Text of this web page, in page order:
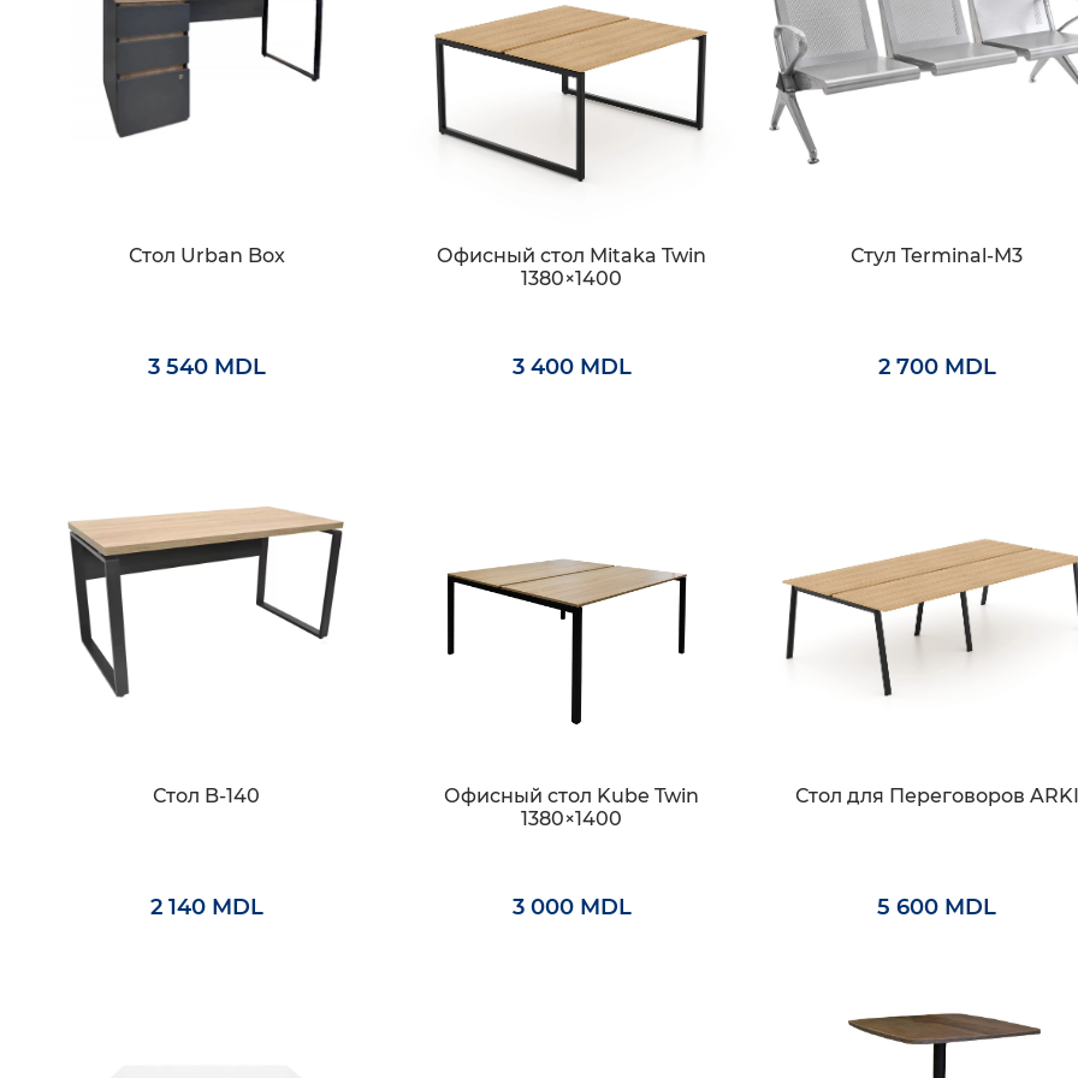
Стол Urban Box
3 540 MDL
Офисный стол Mitaka Twin
1380×1400
3 400 MDL
Стул Terminal-M3
2 700 MDL
Стол B-140
2 140 MDL
Офисный стол Kube Twin
1380×1400
3 000 MDL
Стол для Переговоров ARKI
5 600 MDL